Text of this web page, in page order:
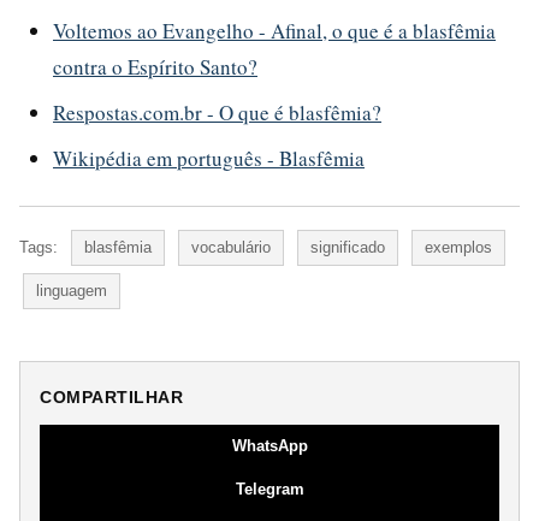
Voltemos ao Evangelho - Afinal, o que é a blasfêmia
contra o Espírito Santo?
Respostas.com.br - O que é blasfêmia?
Wikipédia em português - Blasfêmia
Tags: blasfêmia vocabulário significado exemplos
linguagem
COMPARTILHAR
WhatsApp
Telegram